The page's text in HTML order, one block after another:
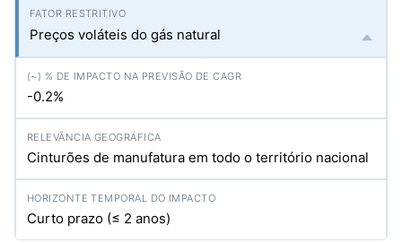
Preços voláteis do gás natural
-0.2%
Cinturões de manufatura em todo o território nacional
Curto prazo (≤ 2 anos)